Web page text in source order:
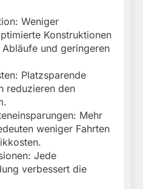
Weniger
Konstruktionen
und geringeren
Platzsparende
reduzieren den
Mehr
weniger Fahrten
Jede
verbessert die